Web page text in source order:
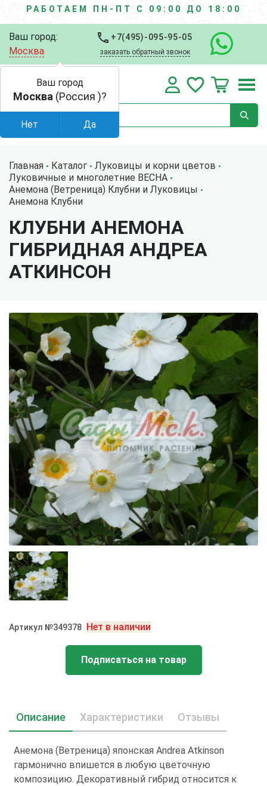
РАБОТАЕМ ПН-ПТ С 09:00 ДО 18:00
Ваш город:
Москва
+7(495)-095-95-05
заказать обратный звонок
Главная Каталог
Луковицы и корни цветов
Луковичные и многолетние ВЕСНА
Анемона (Ветреница) Клубни и Луковицы
Анемона Клубни
КЛУБНИ АНЕМОНА
ГИБРИДНАЯ АНДРЕА
АТКИНСОН
Артикул №349378 Нет в наличии
Подписаться на товар
Описание Характеристики Отзывы
Анемона (Ветреница) японская Andrea Atkinson
гармонично впишется в любую цветочную
композицию. Декоративный гибрид относится к
Ваш город
Москва (Россия )?
Нет Да